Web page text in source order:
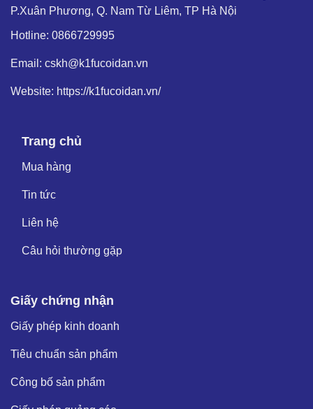
P.Xuân Phương, Q. Nam Từ Liêm, TP Hà Nội
Hotline: 0866729995
Email: cskh@k1fucoidan.vn
Website: https://k1fucoidan.vn/
Trang chủ
Mua hàng
Tin tức
Liên hệ
Câu hỏi thường gặp
Giấy chứng nhận
Giấy phép kinh doanh
Tiêu chuẩn sản phẩm
Công bố sản phẩm